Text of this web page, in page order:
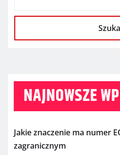
NAJNOWSZE
Jakie znaczenie ma numer
zagranicznym